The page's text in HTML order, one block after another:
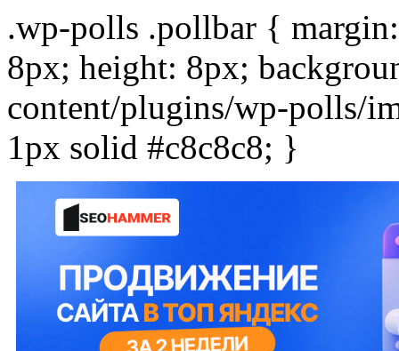
.wp-polls .pollbar {
8px; height: 8px;
content/plugins/wp-polls/
1px solid #c8c8c8; }